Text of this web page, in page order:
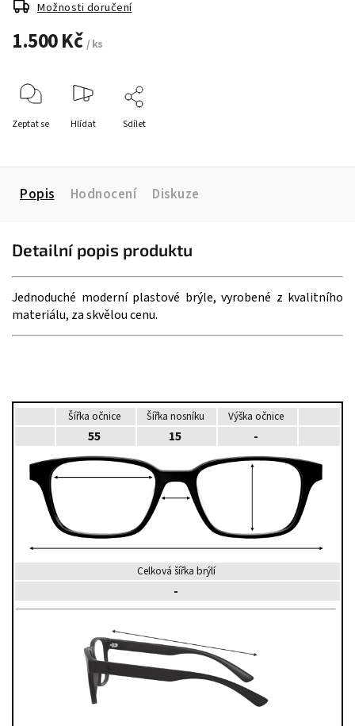
1.500 Kč / ks
Možnosti doručení
Zeptat se Hlídat Sdílet
Popis Hodnocení Diskuze
Detailní popis produktu
Jednoduché moderní plastové brýle, vyrobené z kvalitního
materiálu, za skvělou cenu.
Šířka očnice Šířka nosníku Výška očnice
55 15 -
Celková šířka brýlí
-